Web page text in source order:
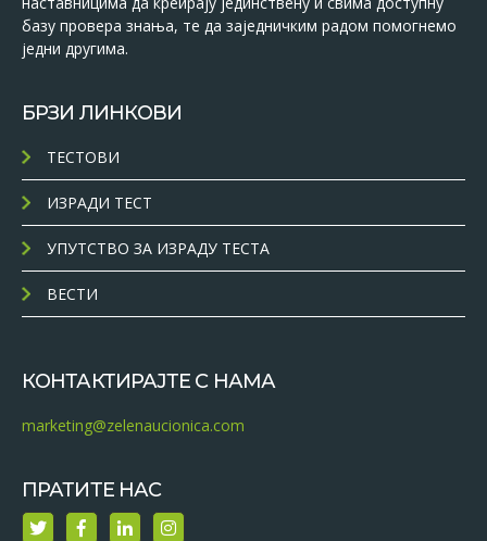
базу провера знања, те да заједничким радом помогнемо
једни другима.
БРЗИ ЛИНКОВИ
ТЕСТОВИ
ИЗРАДИ ТЕСТ
УПУТСТВО ЗА ИЗРАДУ ТЕСТА
ВЕСТИ
КОНТАКТИРАЈТЕ С НАМА
marketing@zelenaucionica.com
ПРАТИТЕ НАС